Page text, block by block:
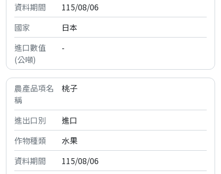
115/08/06
日本
-
桃子
進口
水果
115/08/06